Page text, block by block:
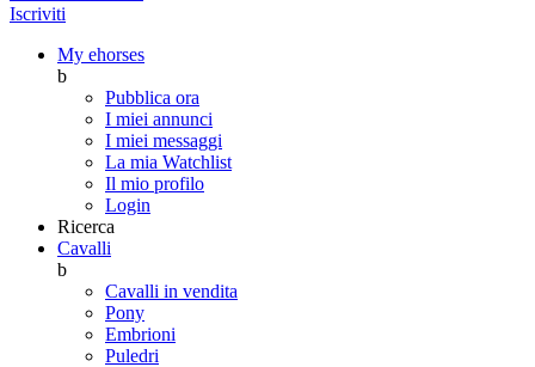
Iscriviti
My ehorses
b
Pubblica ora
I miei annunci
I miei messaggi
La mia Watchlist
Il mio profilo
Login
Ricerca
Cavalli
b
Cavalli in vendita
Pony
Embrioni
Puledri